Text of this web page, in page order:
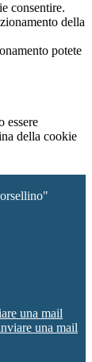
consentire.
della
potete
essere
della cookie
una mail
una mail